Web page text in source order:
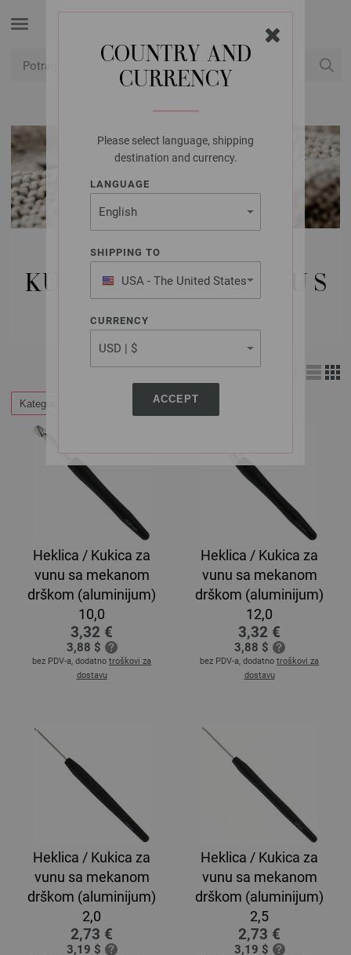
COUNTRY AND
CURRENCY
Please select language, shipping
destination and currency.
LANGUAGE
SHIPPING TO
USA - The United States
of America
CURRENCY
ACCEPT
LANA GROSSA IGLE |
KUKIČANJE IGLICE | ALU S
MEKIM RUČKOM
Kategorije
Heklica / Kukica za
vunu sa mekanom
drškom (aluminijum)
10,0
3,32 €
3,88 $
bez PDV-a, dodatno troškovi za
dostavu
Heklica / Kukica za
vunu sa mekanom
drškom (aluminijum)
12,0
3,32 €
3,88 $
bez PDV-a, dodatno troškovi za
dostavu
Heklica / Kukica za
vunu sa mekanom
drškom (aluminijum)
2,0
2,73 €
3,19 $
Heklica / Kukica za
vunu sa mekanom
drškom (aluminijum)
2,5
2,73 €
3,19 $